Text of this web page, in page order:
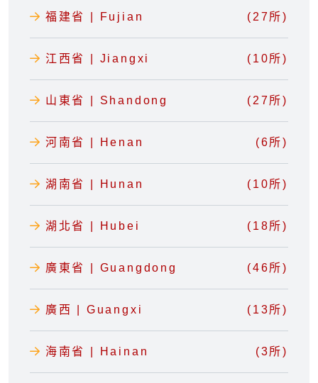
福建省 | Fujian (27所)
江西省 | Jiangxi (10所)
山東省 | Shandong (27所)
河南省 | Henan (6所)
湖南省 | Hunan (10所)
湖北省 | Hubei (18所)
廣東省 | Guangdong (46所)
廣西 | Guangxi (13所)
海南省 | Hainan (3所)